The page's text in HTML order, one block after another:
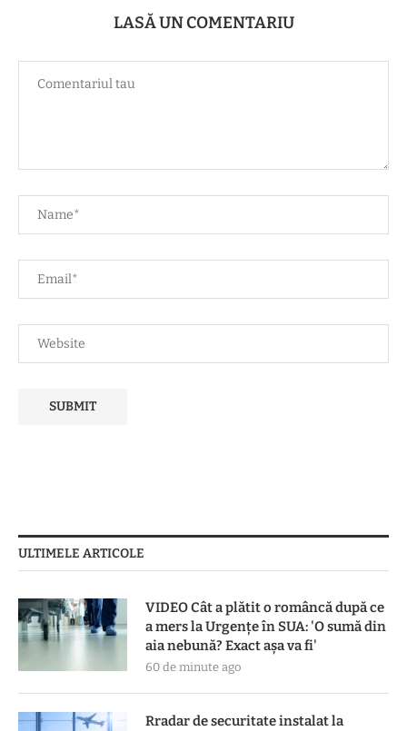
LASĂ UN COMENTARIU
ULTIMELE ARTICOLE
VIDEO Cât a plătit o româncă după ce
a mers la Urgențe în SUA: 'O sumă din
aia nebună? Exact așa va fi'
60 de minute ago
Rradar de securitate instalat la